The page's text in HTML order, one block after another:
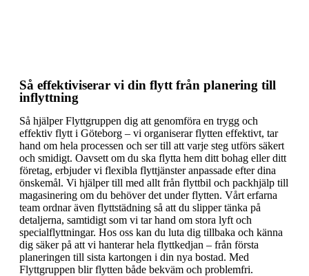
Så effektiviserar vi din flytt från planering till
inflyttning
Så hjälper Flyttgruppen dig att genomföra en trygg och
effektiv flytt i Göteborg – vi organiserar flytten effektivt, tar
hand om hela processen och ser till att varje steg utförs säkert
och smidigt. Oavsett om du ska flytta hem ditt bohag eller ditt
företag, erbjuder vi flexibla flyttjänster anpassade efter dina
önskemål. Vi hjälper till med allt från flyttbil och packhjälp till
magasinering om du behöver det under flytten. Vårt erfarna
team ordnar även flyttstädning så att du slipper tänka på
detaljerna, samtidigt som vi tar hand om stora lyft och
specialflyttningar. Hos oss kan du luta dig tillbaka och känna
dig säker på att vi hanterar hela flyttkedjan – från första
planeringen till sista kartongen i din nya bostad. Med
Flyttgruppen blir flytten både bekväm och problemfri.